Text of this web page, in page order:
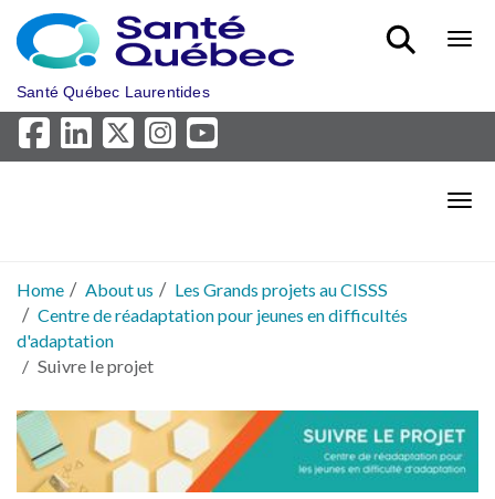
Skip to main content
Santé Québec Laurentides
Home About us
Les Grands projets au CISSS
Centre de réadaptation pour jeunes en difficultés
d'adaptation
Suivre le projet